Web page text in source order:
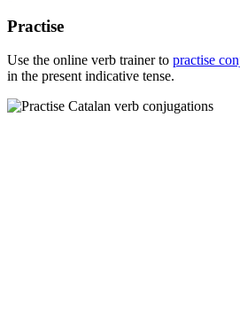
Practise
Use the online verb trainer to practise
in the present indicative tense.